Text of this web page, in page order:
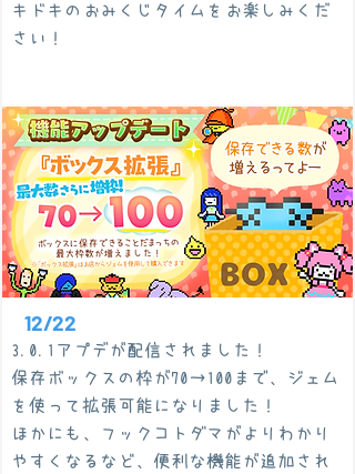
キドキのおみくじタイムをお楽しみくだ
さい！
12/22
3.0.1アプデが配信されました！
保存ボックスの枠が70→100まで、ジェム
を使って拡張可能になりました！
​ほかにも、フックコトダマがよりわかり
やすくなるなど、便利な機能が追加され